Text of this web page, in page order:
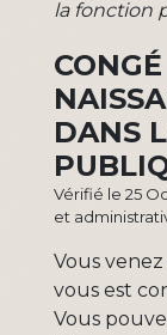
la fonction
DANS
Vérifié le 25
et
Vous
vous est
Vous